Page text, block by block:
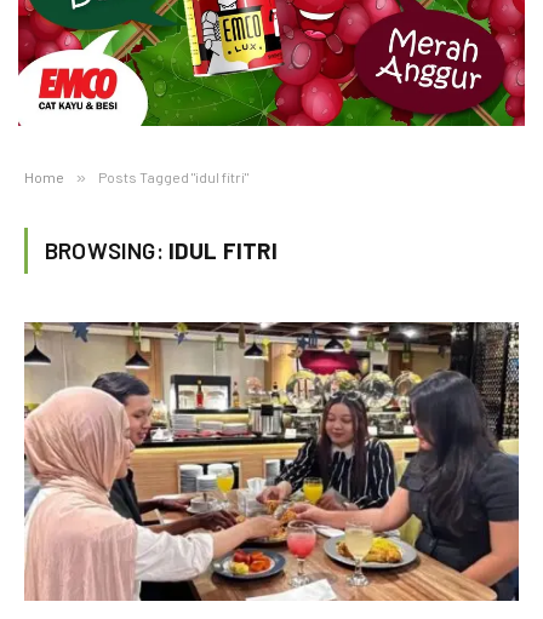
Home » Posts Tagged "idul fitri"
BROWSING: IDUL FITRI